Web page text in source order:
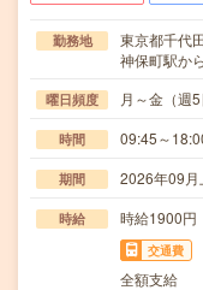
勤務地
東京都千代
神保町駅か
曜日頻度 月～金（
時間 09:45～
期間 2026年09
時給 時給1900円
交通費
全額支給